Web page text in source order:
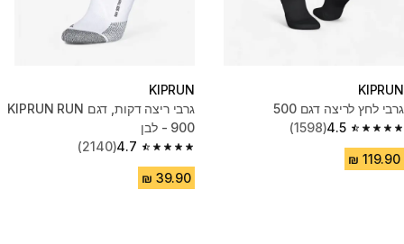
KIPRUN
גרבי לחץ לריצה דגם 500
4.5
4.5 out of 5 stars from 1598 reviews
(1598)
KIPRUN
גרבי ריצה דקות, דגם KIPRUN RUN
900 - לבן
4.7
4.7 out of 5 stars from 2140 reviews
(2140)